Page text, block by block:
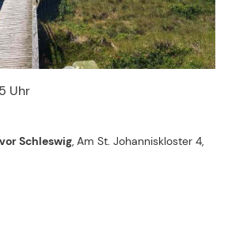
Uhr
Schleswig, Am St. Johanniskloster 4,